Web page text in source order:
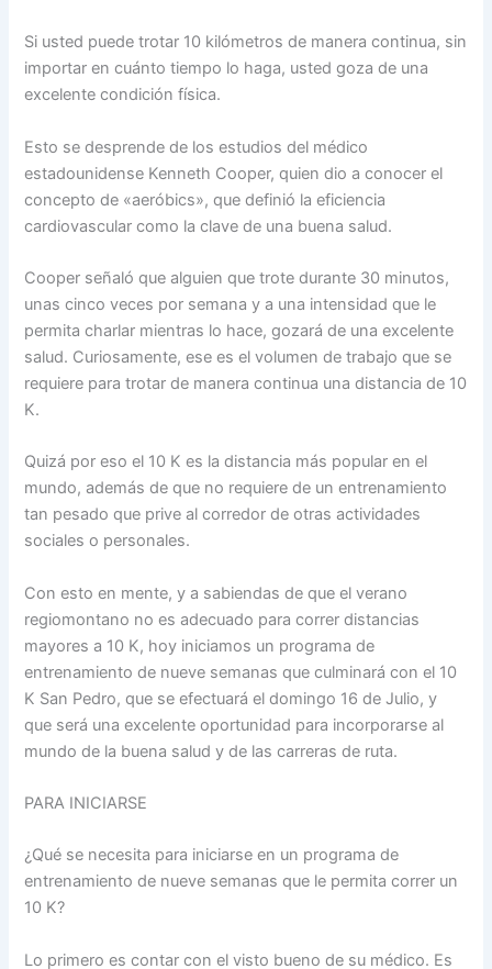
Si usted puede trotar 10 kilómetros de manera continua, sin
importar en cuánto tiempo lo haga, usted goza de una
excelente condición física.
Esto se desprende de los estudios del médico
estadounidense Kenneth Cooper, quien dio a conocer el
concepto de «aeróbics», que definió la eficiencia
cardiovascular como la clave de una buena salud.
Cooper señaló que alguien que trote durante 30 minutos,
unas cinco veces por semana y a una intensidad que le
permita charlar mientras lo hace, gozará de una excelente
salud. Curiosamente, ese es el volumen de trabajo que se
requiere para trotar de manera continua una distancia de 10
K.
Quizá por eso el 10 K es la distancia más popular en el
mundo, además de que no requiere de un entrenamiento
tan pesado que prive al corredor de otras actividades
sociales o personales.
Con esto en mente, y a sabiendas de que el verano
regiomontano no es adecuado para correr distancias
mayores a 10 K, hoy iniciamos un programa de
entrenamiento de nueve semanas que culminará con el 10
K San Pedro, que se efectuará el domingo 16 de Julio, y
que será una excelente oportunidad para incorporarse al
mundo de la buena salud y de las carreras de ruta.
PARA INICIARSE
¿Qué se necesita para iniciarse en un programa de
entrenamiento de nueve semanas que le permita correr un
10 K?
Lo primero es contar con el visto bueno de su médico. Es